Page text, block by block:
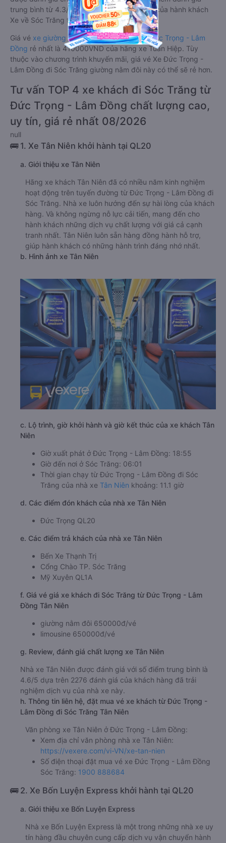
trung bình từ 4.3/5 dựa trên 4480 phản hồi của hành khách
Xe về Sóc Trăng từ Đức Trọng - Lâm Đồng.
Giá vé xe giường nằm đôi đi Sóc Trăng từ Đức Trọng - Lâm
Đồng rẻ nhất là 410000VND của hãng xe Tuấn Hiệp. Tùy
thuộc vào chương trình khuyến mãi, giá vé Xe Đức Trọng -
Lâm Đồng đi Sóc Trăng giường nằm đôi này có thể sẽ rẻ hơn.
Tư vấn TOP 4 xe khách đi Sóc Trăng từ
Đức Trọng - Lâm Đồng chất lượng cao,
uy tín, giá rẻ nhất 08/2026
null
🚌 1. Xe Tân Niên khởi hành tại QL20
a. Giới thiệu xe Tân Niên
Hãng xe khách Tân Niên đã có nhiều năm kinh nghiệm
hoạt động trên tuyến đường từ Đức Trọng - Lâm Đồng đi
Sóc Trăng. Nhà xe luôn hướng đến sự hài lòng của khách
hàng. Và không ngừng nỗ lực cải tiến, mang đến cho
hành khách những dịch vụ chất lượng với giá cả cạnh
tranh nhất. Tân Niên luôn sẵn hàng đồng hành hỗ trợ,
giúp hành khách có những hành trình đáng nhớ nhất.
b. Hình ảnh xe Tân Niên
c. Lộ trình, giờ khởi hành và giờ kết thúc của xe khách Tân
Niên
Giờ xuất phát ở Đức Trọng - Lâm Đồng: 18:55
Giờ đến nơi ở Sóc Trăng: 06:01
Thời gian chạy từ Đức Trọng - Lâm Đồng đi Sóc
Trăng của nhà xe Tân Niên khoảng: 11.1 giờ
d. Các điểm đón khách của nhà xe Tân Niên
Đức Trọng QL20
e. Các điểm trả khách của nhà xe Tân Niên
Bến Xe Thạnh Trị
Cổng Chào TP. Sóc Trăng
Mỹ Xuyên QL1A
f. Giá vé giá xe khách đi Sóc Trăng từ Đức Trọng - Lâm
Đồng Tân Niên
giường nằm đôi 650000đ/vé
limousine 650000đ/vé
g. Review, đánh giá chất lượng xe Tân Niên
Nhà xe Tân Niên được đánh giá với số điểm trung bình là
4.6/5 dựa trên 2276 đánh giá của khách hàng đã trải
nghiệm dịch vụ của nhà xe này.
h. Thông tin liên hệ, đặt mua vé xe khách từ Đức Trọng -
Lâm Đồng đi Sóc Trăng Tân Niên
Văn phòng xe Tân Niên ở Đức Trọng - Lâm Đồng:
Xem địa chỉ văn phòng nhà xe Tân Niên:
https://vexere.com/vi-VN/xe-tan-nien
Số điện thoại đặt mua vé xe Đức Trọng - Lâm Đồng
Sóc Trăng: 1900 888684
🚌 2. Xe Bốn Luyện Express khởi hành tại QL20
a. Giới thiệu xe Bốn Luyện Express
Nhà xe Bốn Luyện Express là một trong những nhà xe uy
tín hàng đầu chuyên cung cấp dịch vụ vận chuyển hành